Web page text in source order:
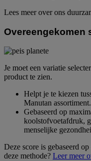
Lees meer over ons
Overeengekomen
Je moet een variatie
product te zien.
Helpt je te kiezen
Manutan assortiment.
Gebaseerd op
koolstofvoetafdruk,
menselijke
Deze score is gebaseerd
deze methode? Leer meer